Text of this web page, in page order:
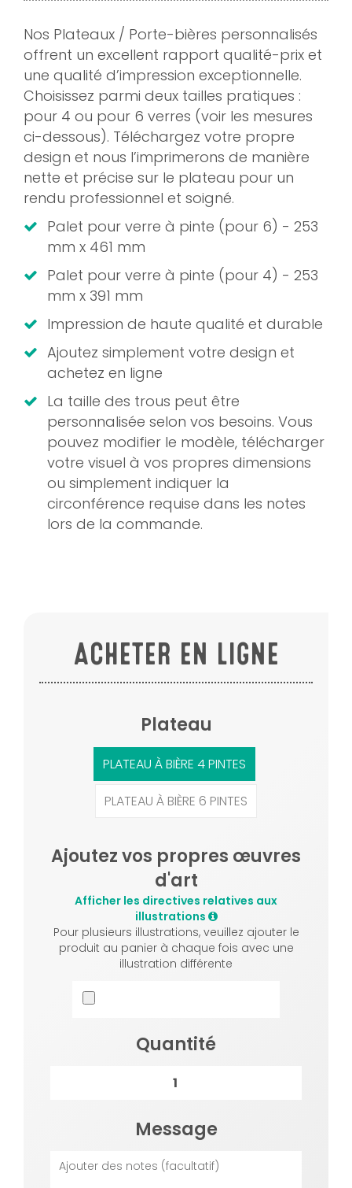
Nos Plateaux / Porte-bières personnalisés
offrent un excellent rapport qualité-prix et
une qualité d’impression exceptionnelle.
Choisissez parmi deux tailles pratiques :
pour 4 ou pour 6 verres (voir les mesures
ci-dessous). Téléchargez votre propre
design et nous l’imprimerons de manière
nette et précise sur le plateau pour un
rendu professionnel et soigné.
Palet pour verre à pinte (pour 6) - 253
mm x 461 mm
Palet pour verre à pinte (pour 4) - 253
mm x 391 mm
Impression de haute qualité et durable
Ajoutez simplement votre design et
achetez en ligne
La taille des trous peut être
personnalisée selon vos besoins. Vous
pouvez modifier le modèle, télécharger
votre visuel à vos propres dimensions
ou simplement indiquer la
circonférence requise dans les notes
lors de la commande.
ACHETER EN LIGNE
Plateau
PLATEAU À BIÈRE 4 PINTES
PLATEAU À BIÈRE 6 PINTES
Ajoutez vos propres œuvres
d'art
Afficher les directives relatives aux
illustrations
Pour plusieurs illustrations, veuillez ajouter le
produit au panier à chaque fois avec une
illustration différente
Quantité
Message